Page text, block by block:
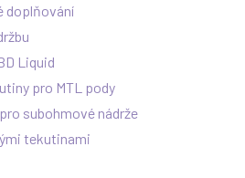
doplňování
Liquid
pro MTL pody
subohmové nádrže
tekutinami